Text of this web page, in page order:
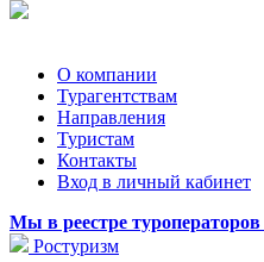
О компании
Турагентствам
Направления
Туристам
Контакты
Вход в личный кабинет
Мы в реестре туроператоров
Ростуризм